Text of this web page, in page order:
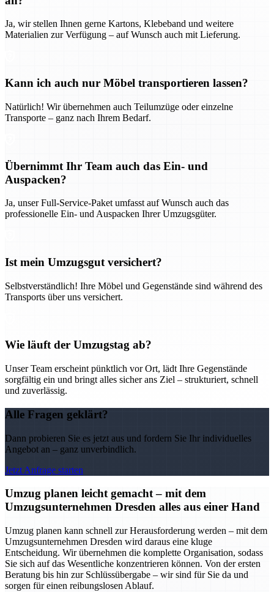
Ja, wir stellen Ihnen gerne Kartons, Klebeband und weitere
Materialien zur Verfügung – auf Wunsch auch mit Lieferung.
Kann ich auch nur Möbel transportieren lassen?
Natürlich! Wir übernehmen auch Teilumzüge oder einzelne
Transporte – ganz nach Ihrem Bedarf.
Übernimmt Ihr Team auch das Ein- und
Auspacken?
Ja, unser Full-Service-Paket umfasst auf Wunsch auch das
professionelle Ein- und Auspacken Ihrer Umzugsgüter.
Ist mein Umzugsgut versichert?
Selbstverständlich! Ihre Möbel und Gegenstände sind während des
Transports über uns versichert.
Wie läuft der Umzugstag ab?
Unser Team erscheint pünktlich vor Ort, lädt Ihre Gegenstände
sorgfältig ein und bringt alles sicher ans Ziel – strukturiert, schnell
und zuverlässig.
Alle Fragen geklärt?
Dann probieren Sie es jetzt aus und fordern Sie Ihr individuelles
Angebot an – ganz unverbindlich.
Jetzt Anfrage starten
Umzug planen leicht gemacht – mit dem
Umzugsunternehmen Dresden alles aus einer Hand
Umzug planen kann schnell zur Herausforderung werden – mit dem
Umzugsunternehmen Dresden wird daraus eine kluge
Entscheidung. Wir übernehmen die komplette Organisation, sodass
Sie sich auf das Wesentliche konzentrieren können. Von der ersten
Beratung bis hin zur Schlüssübergabe – wir sind für Sie da und
sorgen für einen reibungslosen Ablauf.